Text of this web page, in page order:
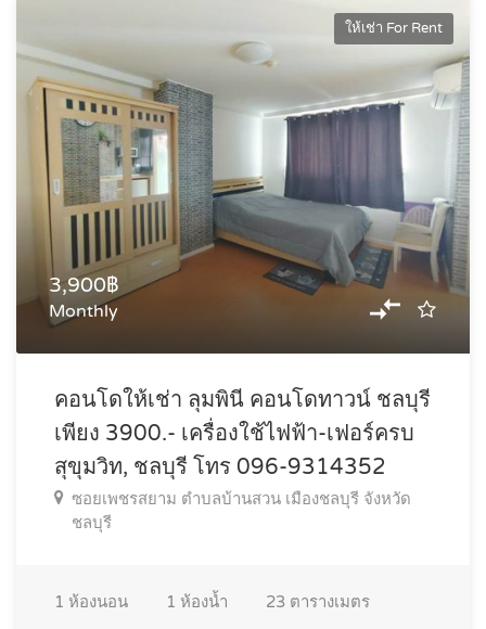
ให้เช่า For Rent
3,900฿
Monthly
คอนโดให้เช่า ลุมพินี คอนโดทาวน์ ชลบุรี
เพียง 3900.- เครื่องใช้ไฟฟ้า-เฟอร์ครบ
สุขุมวิท, ชลบุรี โทร 096-9314352
ซอยเพชรสยาม ตำบลบ้านสวน เมืองชลบุรี จังหวัด
ชลบุรี
1 ห้องนอน 1 ห้องน้ำ 23 ตารางเมตร